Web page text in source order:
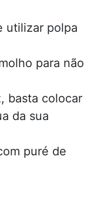
utilizar polpa
para não
basta colocar
da sua
puré de